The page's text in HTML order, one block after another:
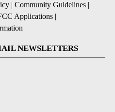
| Community Guidelines |
Applications |
NEWSLETTERS